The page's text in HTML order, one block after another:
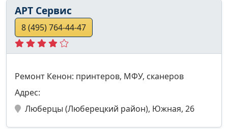
АРТ Сервис
8 (495) 764-44-47
Ремонт Кенон: принтеров, МФУ, сканеров
Адрес:
Люберцы (Люберецкий район), Южная, 26